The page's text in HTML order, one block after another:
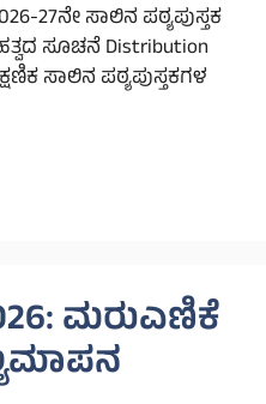
27ನೇ ಸಾಲಿನ ಪಠ್ಯಪುಸ್ತಕ
ಸೂಚನೆ Distribution
ಸಾಲಿನ ಪಠ್ಯಪುಸ್ತಕಗಳ
ಮರುಎಣಿಕೆ